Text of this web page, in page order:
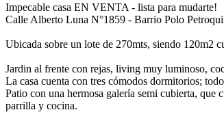
Impecable casa EN VENTA - lista para mudarte!
Calle Alberto Luna N°1859 - Barrio Polo
Ubicada sobre un lote de 270mts, siendo 120m2
Jardin al frente con rejas, living muy luminoso,
La casa cuenta con tres cómodos dormitorios;
Patio con una hermosa galería semi cubierta,
parrilla y cocina.